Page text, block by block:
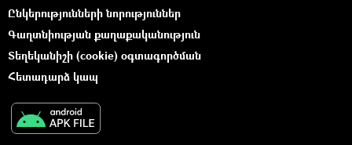
Ընկերությունների նորություններ
Գաղտնիության քաղաքականություն
Տեղեկանիշի (cookie) օգտագործման
Հետադարձ կապ